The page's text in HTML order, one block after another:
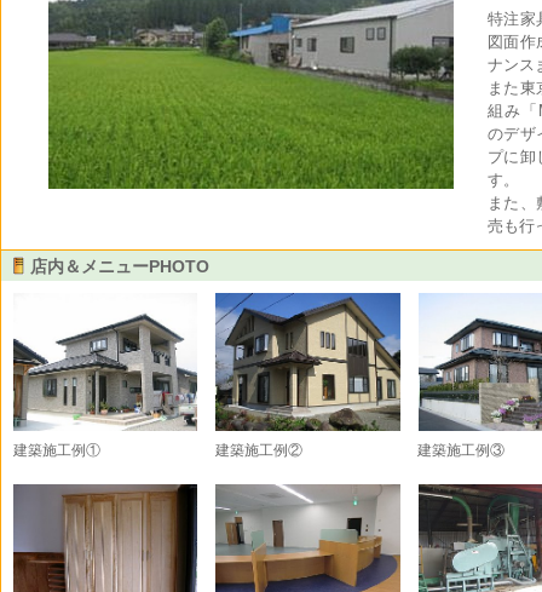
特注家
図面作
ナンス
また東
組み「
のデザ
プに卸
す。
また、
売も行
店内＆メニューPHOTO
建築施工例① 建築施工例② 建築施工例③